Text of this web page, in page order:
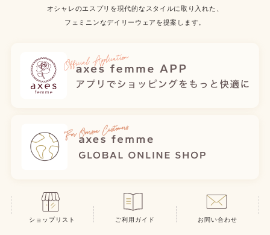
オシャレのエスプリを現代的なスタイルに取り入れた、
フェミニンなデイリーウェアを提案します。
ショップリスト ご利用ガイド お問い合わせ